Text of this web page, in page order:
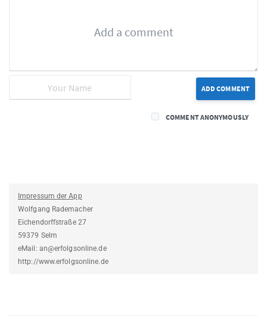
ADD COMMENT
COMMENT ANONYMOUSLY
Impressum der App
Wolfgang Rademacher
Eichendorffstraße 27
59379 Selm
eMail: an@erfolgsonline.de
http://www.erfolgsonline.de